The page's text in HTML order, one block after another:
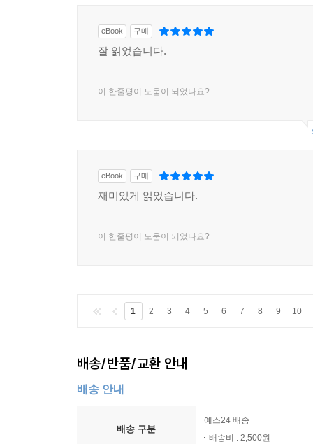
eBook 구매
잘 읽었습니다.
이 한줄평이 도움이 되었나요?
eBook 구매
재미있게 읽었습니다.
이 한줄평이 도움이 되었나요?
1 2 3 4 5 6 7 8 9 10
배송/반품/교환 안내
배송 안내
배송 구분
예스24 배송
배송비 : 2,500원